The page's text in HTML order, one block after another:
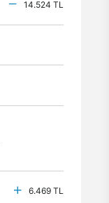
14.524 TL
6.469 TL